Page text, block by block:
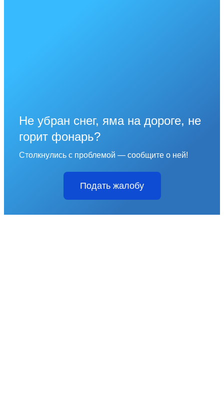
Не убран снег, яма на дороге, не
горит фонарь?
Столкнулись с проблемой — сообщите о ней!
Подать жалобу